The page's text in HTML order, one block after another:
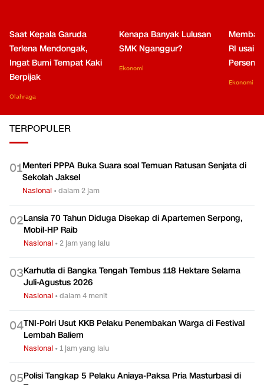
Saat Kepala Garuda
Terlena Mendongak,
Ingat Bumi Tempat Kaki
Berpijak
Olahraga
Kenapa Banyak Lulusan
SMK Nganggur?
Ekonomi
RI usai
Persen
Ekonomi
TERPOPULER
01Menteri PPPA Buka Suara soal Temuan Ratusan Senjata di
Sekolah Jaksel
Nasional •dalam 2 jam
02Lansia 70 Tahun Diduga Disekap di Apartemen Serpong,
Mobil-HP Raib
Nasional •2 jam yang lalu
03Karhutla di Bangka Tengah Tembus 118 Hektare Selama
Juli-Agustus 2026
Nasional •dalam 4 menit
04TNI-Polri Usut KKB Pelaku Penembakan Warga di Festival
Lembah Baliem
Nasional •1 jam yang lalu
05Polisi Tangkap 5 Pelaku Aniaya-Paksa Pria Masturbasi di